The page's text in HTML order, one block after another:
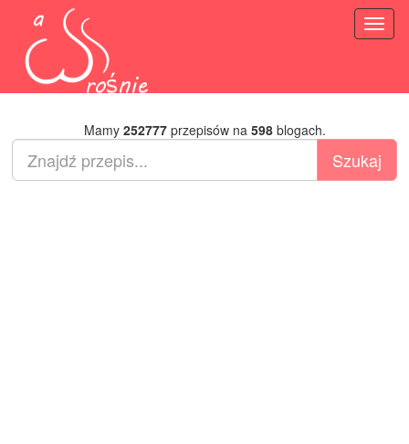
Mamy 252777przepisów na 598blogach.